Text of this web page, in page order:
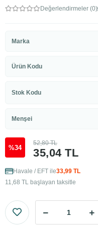
Değerlendirmeler (0)
Marka
Ürün Kodu
Stok Kodu
Menşei
%34 35,04 TL
52,80 TL
Havale / EFT ile33,99 TL
11,68 TL başlayan taksitle